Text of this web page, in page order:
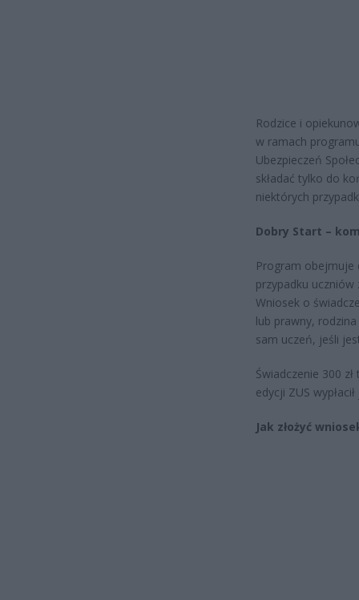
Rodzice i
w ramach
Ubezpieczeń
składać tylko do
niektórych
Dobry Start –
Program obejmuje
przypadku
Wniosek o
lub prawny,
sam uczeń, jeśli
Świadczenie 300
edycji ZUS
Jak złożyć